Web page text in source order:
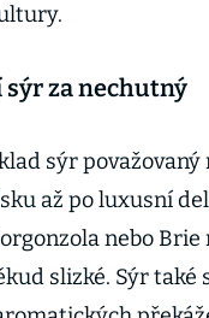
za nechutný
sýr považovaný
až po luxusní
nebo Brie
slizké. Sýr také